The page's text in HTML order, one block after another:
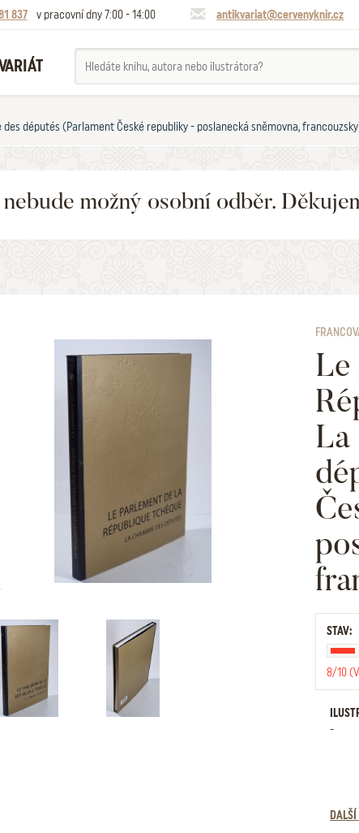
837 v pracovní dny 7:00 - 14:00 antikvariat@cervenyknir.cz
des députés (Parlament České republiky - poslanecká sněmovna,
možný osobní odběr.
Le
La
STAV:
8/10
-